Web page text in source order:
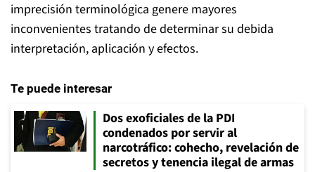
imprecisión terminológica genere mayores
inconvenientes tratando de determinar su debida
interpretación, aplicación y efectos.
Te puede interesar
Dos exoficiales de la PDI
condenados por servir al
narcotráfico: cohecho, revelación de
secretos y tenencia ilegal de armas